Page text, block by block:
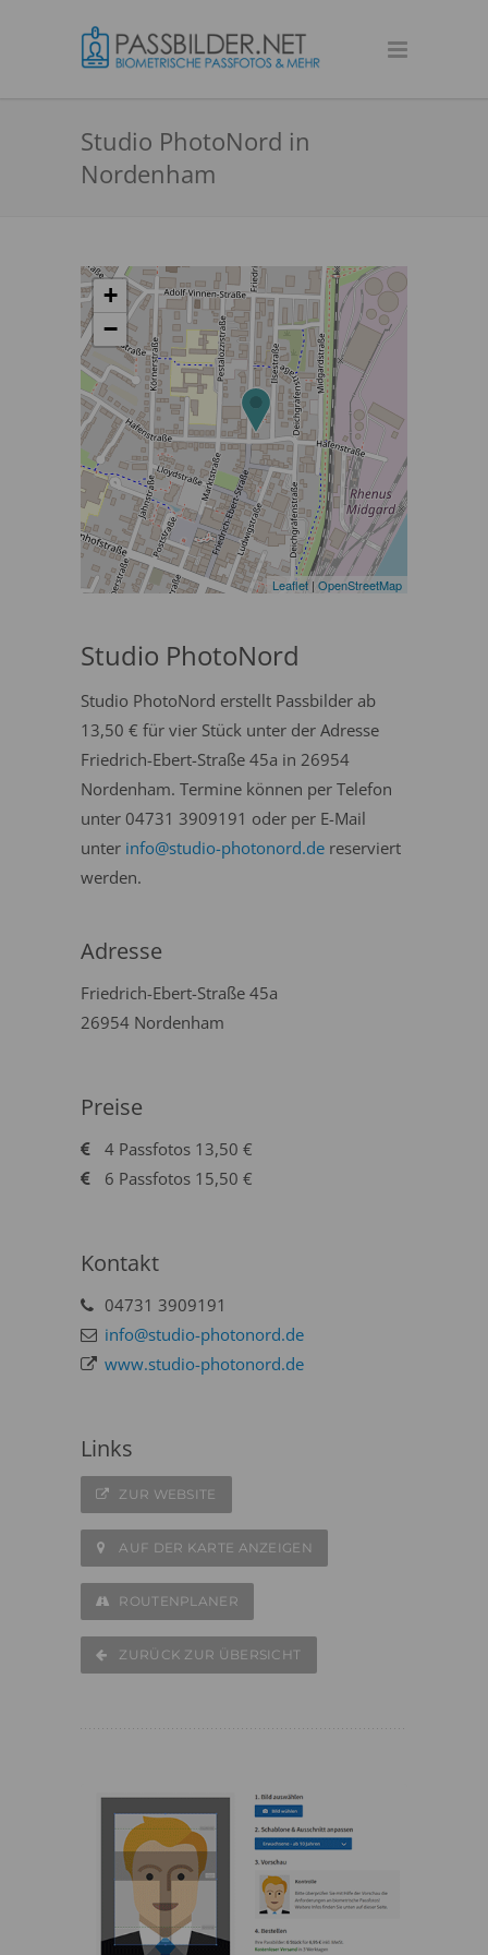
Studio PhotoNord in
Nordenham
+
−
Leaflet | OpenStreetMap
Studio PhotoNord
Studio PhotoNord erstellt Passbilder ab
13,50 € für vier Stück unter der Adresse
Friedrich-Ebert-Straße 45a in 26954
Nordenham. Termine können per Telefon
unter 04731 3909191 oder per E-Mail
unter info@studio-photonord.de reserviert
werden.
Adresse
Friedrich-Ebert-Straße 45a
26954 Nordenham
Preise
4 Passfotos 13,50 €
6 Passfotos 15,50 €
Kontakt
04731 3909191
info@studio-photonord.de
www.studio-photonord.de
Links
ZUR WEBSITE
AUF DER KARTE ANZEIGEN
ROUTENPLANER
ZURÜCK ZUR ÜBERSICHT